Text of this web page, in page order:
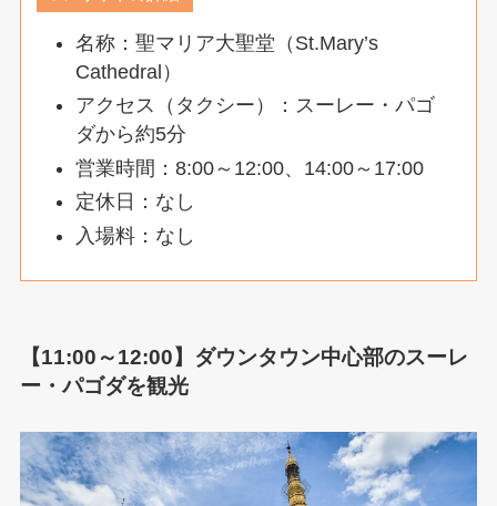
名称：聖マリア大聖堂（St.Mary’s
Cathedral）
アクセス（タクシー）：スーレー・パゴ
ダから約5分
営業時間：8:00～12:00、14:00～17:00
定休日：なし
入場料：なし
【11:00～12:00】ダウンタウン中心部のスーレ
ー・パゴダを観光